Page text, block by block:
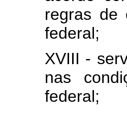
regras de
federal;
XVIII -
nas
federal;